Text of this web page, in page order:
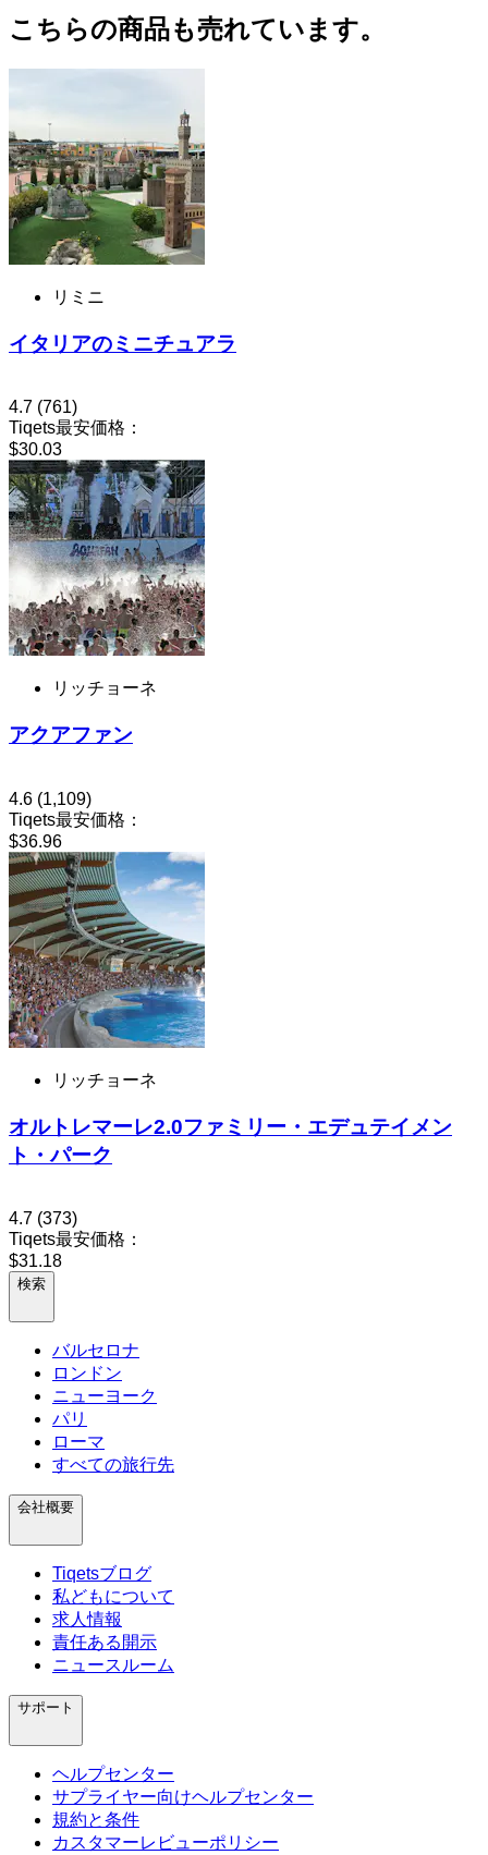
こちらの商品も売れています。
リミニ
イタリアのミニチュアラ
4.7 (761)
Tiqets最安価格：
$30.03
リッチョーネ
アクアファン
4.6 (1,109)
Tiqets最安価格：
$36.96
リッチョーネ
オルトレマーレ2.0ファミリー・エデュテイメン
ト・パーク
4.7 (373)
Tiqets最安価格：
$31.18
検索
バルセロナ
ロンドン
ニューヨーク
パリ
ローマ
すべての旅行先
会社概要
Tiqetsブログ
私どもについて
求人情報
責任ある開示
ニュースルーム
サポート
ヘルプセンター
サプライヤー向けヘルプセンター
規約と条件
カスタマーレビューポリシー